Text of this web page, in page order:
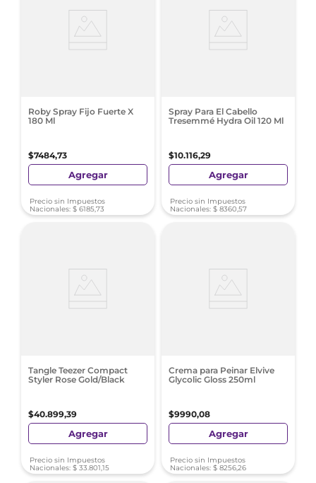
Roby Spray Fijo Fuerte X
180 Ml
$7484,73
Agregar
Precio sin Impuestos
Nacionales: $ 6185,73
Spray Para El Cabello
Tresemmé Hydra Oil 120 Ml
$10.116,29
Agregar
Precio sin Impuestos
Nacionales: $ 8360,57
Tangle Teezer Compact
Styler Rose Gold/Black
$40.899,39
Agregar
Precio sin Impuestos
Nacionales: $ 33.801,15
Crema para Peinar Elvive
Glycolic Gloss 250ml
$9990,08
Agregar
Precio sin Impuestos
Nacionales: $ 8256,26